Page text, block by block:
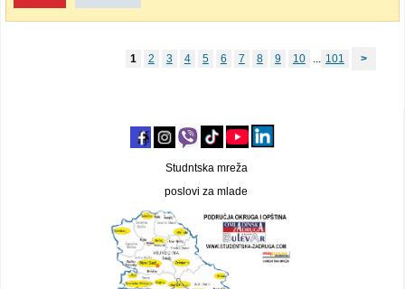
Studntska mreža
poslovi za mlade
1 2 3 4 5 6 7 8 9 10 ... 101 >